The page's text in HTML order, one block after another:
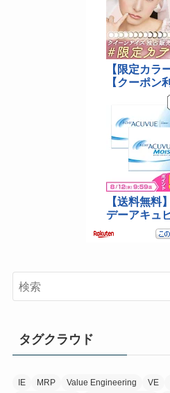
タグクラウド
IE MRP Value Engineering VE